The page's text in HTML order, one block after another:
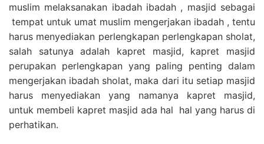
muslim melaksanakan ibadah ibadah , masjid sebagai
tempat untuk umat muslim mengerjakan ibadah , tentu
harus menyediakan perlengkapan perlengkapan sholat,
salah satunya adalah kapret masjid, kapret masjid
perupakan perlengkapan yang paling penting dalam
mengerjakan ibadah sholat, maka dari itu setiap masjid
harus menyediakan yang namanya kapret masjid,
untuk membeli kapret masjid ada hal hal yang harus di
perhatikan.